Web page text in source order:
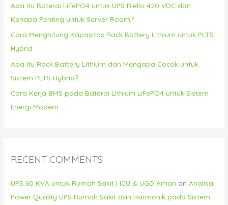
:
Apa Itu Baterai LiFePO4 untuk UPS Riello 420 VDC dan
Kenapa Penting untuk Server Room?
Cara Menghitung Kapasitas Rack Battery Lithium untuk PLTS
Hybrid
Apa Itu Rack Battery Lithium dan Mengapa Cocok untuk
Sistem PLTS Hybrid?
Cara Kerja BMS pada Baterai Lithium LiFePO4 untuk Sistem
Energi Modern
RECENT COMMENTS
UPS 60 KVA untuk Rumah Sakit | ICU & UGD Aman onAnalisa
Power Quality UPS Rumah Sakit dan Harmonik pada Sistem